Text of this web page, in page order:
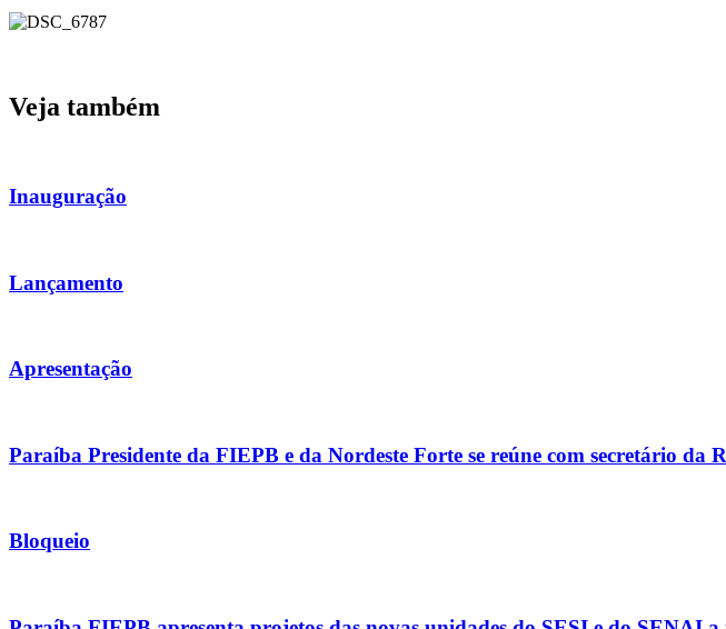
Veja também
Inauguração
Lançamento
Apresentação
Paraíba Presidente da FIEPB e da Nordeste Forte se reúne com secretário
Bloqueio